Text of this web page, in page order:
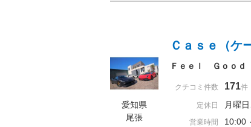
愛知県
尾張
Ｃａｓｅ（ケ
Ｆｅｅｌ Ｇｏｏｄ
クチコミ件数 171件
定休日 月曜
営業時間 10:00